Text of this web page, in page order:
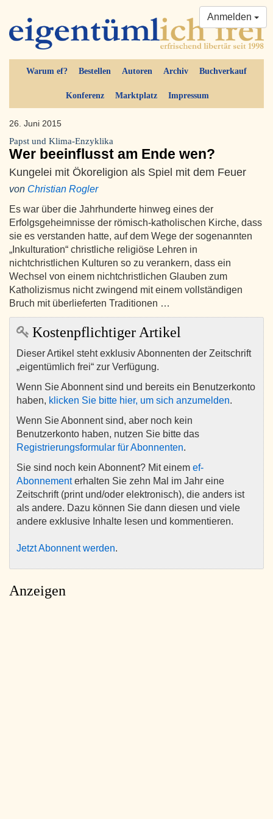
Warum ef? Bestellen Autoren Archiv Buchverkauf
Konferenz Marktplatz Impressum
Anmelden
26. Juni 2015
Papst und Klima-Enzyklika
Wer beeinflusst am Ende wen?
Kungelei mit Ökoreligion als Spiel mit dem Feuer
von Christian Rogler
Es war über die Jahrhunderte hinweg eines der
Erfolgsgeheimnisse der römisch-katholischen Kirche, dass
sie es verstanden hatte, auf dem Wege der sogenannten
„Inkulturation“ christliche religiöse Lehren in
nichtchristlichen Kulturen so zu verankern, dass ein
Wechsel von einem nichtchristlichen Glauben zum
Katholizismus nicht zwingend mit einem vollständigen
Bruch mit überlieferten Traditionen …
Kostenpflichtiger Artikel
Dieser Artikel steht exklusiv Abonnenten der Zeitschrift
„eigentümlich frei“ zur Verfügung.
Wenn Sie Abonnent sind und bereits ein Benutzerkonto
haben, klicken Sie bitte hier, um sich anzumelden.
Wenn Sie Abonnent sind, aber noch kein
Benutzerkonto haben, nutzen Sie bitte das
Registrierungsformular für Abonnenten.
Sie sind noch kein Abonnent? Mit einem ef-
Abonnementerhalten Sie zehn Mal im Jahr eine
Zeitschrift (print und/oder elektronisch), die anders ist
als andere. Dazu können Sie dann diesen und viele
andere exklusive Inhalte lesen und kommentieren.
Jetzt Abonnent werden.
Anzeigen